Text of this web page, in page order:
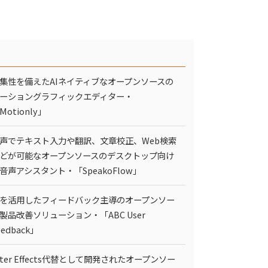
性を備えたAIネイティブなオープンソースの
ショングラフィックエディター・
」
でテキスト入力や翻訳、文章校正、Web検索
が可能なオープンソースのデスクトップ向け
声アシスタント・「SpeakoFlow」
活用したフィードバック主導のオープンソー
品改善ソリューション・「ABC User
」
Effects代替として開発されたオープンソー